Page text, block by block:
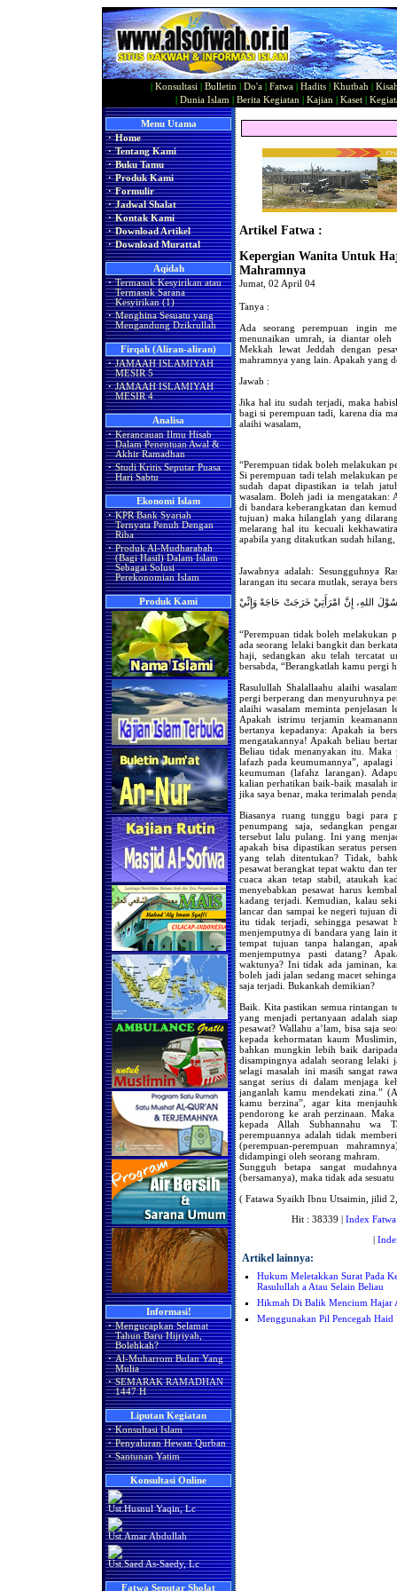
Konsultasi Bulletin Do'a Fatwa Hadits Khutbah
Dunia Islam Berita Kegiatan Kajian Kaset|
Menu Utama
· Home
· Tentang Kami
· Buku Tamu
· Produk Kami
· Formulir
· Jadwal Shalat
· Kontak Kami
· Download Artikel
· Download Murattal
Aqidah
· Termasuk Kesyirikan atau
Termasuk Sarana
Kesyirikan (1)
· Menghina Sesuatu yang
Mengandung Dzikrullah
Firqah (Aliran-aliran)
· JAMAAH ISLAMIYAH
MESIR 5
· JAMAAH ISLAMIYAH
MESIR 4
Analisa
· Kerancauan Ilmu Hisab
Dalam Penentuan Awal &
Akhir Ramadhan
· Studi Kritis Seputar Puasa
Hari Sabtu
Ekonomi Islam
· KPR Bank Syariah
Ternyata Penuh Dengan
Riba
· Produk Al-Mudharabah
(Bagi Hasil) Dalam Islam
Sebagai Solusi
Perekonomian Islam
Produk Kami
Informasi!
· Mengucapkan Selamat
Tahun Baru Hijriyah,
Bolehkah?
· Al-Muharrom Bulan Yang
Mulia
· SEMARAK RAMADHAN
1447 H
Liputan Kegiatan
· Konsultasi Islam
· Penyaluran Hewan Qurban
· Santunan Yatim
Konsultasi Online
Ust.Husnul Yaqin, Lc
Ust.Amar Abdullah
Ust.Saed As-Saedy, Lc
Fatwa Seputar Sholat
Artikel Fatwa :
Kepergian Wanita Untuk
Mahramnya
Jumat, 02 April 04
Tanya :
Ada seorang perempuan ingin
menunaikan umrah, ia diantar
Mekkah lewat Jeddah dengan
mahramnya yang lain. Apakah yang
Jawab :
Jika hal itu sudah terjadi, maka
bagi si perempuan tadi, karena dia
alaihi wasalam,
“Perempuan tidak boleh melakukan
Si perempuan tadi telah melakukan
sudah dapat dipastikan ia telah
wasalam. Boleh jadi ia mengatakan:
di bandara keberangkatan dan
tujuan) maka hilanglah yang
melarang hal itu kecuali
apabila yang ditakutkan sudah
Jawabnya adalah: Sesungguhnya
larangan itu secara mutlak, seraya
اللهِ، إِنَّ امْرَأَتِيْ خَرَجَتْ حَاجَةً وَإِنِّيْ
“Perempuan tidak boleh melakukan
ada seorang lelaki bangkit dan
haji, sedangkan aku telah tercatat
bersabda, “Berangkatlah kamu pergi
Rasulullah Shalallaahu alaihi
pergi berperang dan menyuruhnya
alaihi wasalam meminta penjelasan
Apakah istrimu terjamin
bertanya kepadanya: Apakah ia
mengatakannya! Apakah beliau
Beliau tidak menanyakan itu. Maka
lafazh pada keumumannya”,
keumuman (lafahz larangan).
kalian perhatikan baik-baik masalah
jika saya benar, maka terimalah
Biasanya ruang tunggu bagi para
penumpang saja, sedangkan
tersebut lalu pulang. Ini yang
apakah bisa dipastikan seratus
yang telah ditentukan? Tidak,
pesawat berangkat tepat waktu dan
cuaca akan tetap stabil, ataukah
menyebabkan pesawat harus
kadang terjadi. Kemudian, kalau
lancar dan sampai ke negeri tujuan
itu tidak terjadi, sehingga
menjemputnya di bandara yang lain
tempat tujuan tanpa halangan,
menjemputnya pasti datang?
waktunya? Ini tidak ada jaminan,
boleh jadi jalan sedang macet
saja terjadi. Bukankah demikian?
Baik. Kita pastikan semua rintangan
yang menjadi pertanyaan adalah
pesawat? Wallahu a’lam, bisa saja
kepada kehormatan kaum
bahkan mungkin lebih baik
disampingnya adalah seorang
selagi masalah ini masih sangat
sangat serius di dalam menjaga
janganlah kamu mendekati zina.”
kamu berzina”, agar kita
pendorong ke arah perzinaan.
kepada Allah Subhannahu wa
perempuannya adalah tidak
(perempuan-perempuan
didampingi oleh seorang mahram.
Sungguh betapa sangat
(bersamanya), maka tidak ada
( Fatawa Syaikh Ibnu Utsaimin, jilid
Hit : 38339 | Index Fatwa
|
Artikel lainnya:
Hukum Meletakkan Surat Pada
Rasulullah a Atau Selain Beliau
Hikmah Di Balik Mencium Hajar
Menggunakan Pil Pencegah